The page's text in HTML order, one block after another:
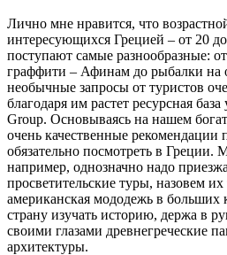
Лично мне нравится, что
интересующихся Грецией – от 20
поступают самые разнообразные:
граффити – Афинам до рыбалки на
необычные запросы от туристов
благодаря им растет ресурсная
Group. Основываясь на нашем
очень качественные рекомендации
обязательно посмотреть в Греции.
например, однозначно надо
просветительские туры, назовем
американская мододежь в больших
страну изучать историю, держа в
своими глазами древнегреческие
архитектуры.